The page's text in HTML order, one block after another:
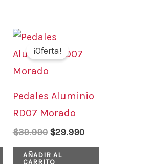
¡Oferta!
Pedales Aluminio
RD07 Morado
$39.990
El
precio
original
$29.990
AÑADIR AL